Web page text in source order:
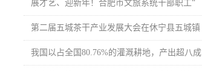
展才艺、迎新年！合肥市文旅系统干部职工“
第二届五城茶干产业发展大会在休宁县五城镇
我国以占全国80.76%的灌溉耕地，产出超八成